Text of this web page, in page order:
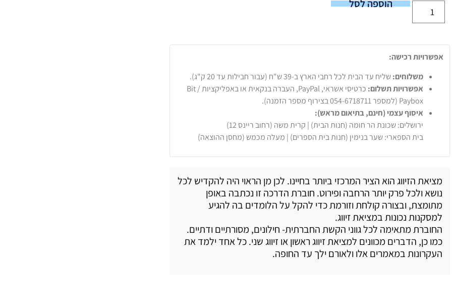
הוספה לסל
אפשרויות רכישה:
משלוחים:שליח עד הבית לכל רחבי הארץ ב-39 ש"ח (עבור חבילות עד 20 ק"ג).
אפשרויות תשלום:
כרטיסי אשראי, PayPal, העברה בנקאית או באפליקציות Bit /
Paybox (למספר 054-6718711 בצירוף מספר הזמנה).
איסוף עצמי (חינם, בתיאום מראש):
ירושלים: שכונת הר חומה (חנות הבית) | קרית משה (רחוב ריינס 12)
בית הספארי: שער בנימין (חנות בית הספרים) | מעלה מכמש (מחסן ההוצאה)
מציאת הזיווג הוא הציר המרכזי ביותר בחיינו. לכן מן הראוי היה להקדיש לכל
נושא ולכל פרק יותר הרחבה ופירוט. חוברת הדרכה זו נכתבה באופן
מתומצת, ובצורה קולחת וזורמת כדי להקל על הלומדים בה להגיע
למסקנות נכונות במציאת זיווג.
החוברת מתאימה לכל גווני הקשת החברתית- חילונים, מסורתיים ודתיים.
כמו כן, הדברים מכוונים למציאת זיווג ראשון או זיווג שני. כל אחד ילמד את
העקרונות במאמרים אלו ולאורם ילך עד החופה.